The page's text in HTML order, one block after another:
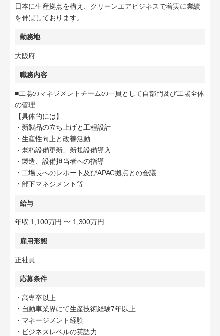
日本に生産拠点を構え、クリーンエアビジネスで着実に業績
を伸ばしております。
勤務地
大阪府
職務内容
■工場のマネジメントチームの一員として自部門及び工場全体
の管理
【具体的には】
・新製品の立ち上げと工程設計
・生産性向上と改善活動
・老朽設備更新、新規設備導入
・製造、設備担当者への指導
・工場長へのレポート及びAPAC拠点との会議
・部下マネジメント等
給与
年収 1,100万円 〜 1,300万円
雇用形態
正社員
応募条件
・高専卒以上
・自動車業界にて生産技術経験7年以上
・マネージメント経験
・ビジネスレベルの英語力